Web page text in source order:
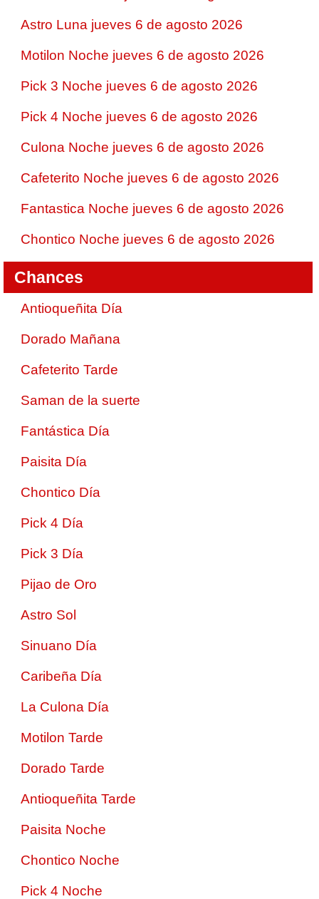
Astro Luna jueves 6 de agosto 2026
Motilon Noche jueves 6 de agosto 2026
Pick 3 Noche jueves 6 de agosto 2026
Pick 4 Noche jueves 6 de agosto 2026
Culona Noche jueves 6 de agosto 2026
Cafeterito Noche jueves 6 de agosto 2026
Fantastica Noche jueves 6 de agosto 2026
Chontico Noche jueves 6 de agosto 2026
Chances
Antioqueñita Día
Dorado Mañana
Cafeterito Tarde
Saman de la suerte
Fantástica Día
Paisita Día
Chontico Día
Pick 4 Día
Pick 3 Día
Pijao de Oro
Astro Sol
Sinuano Día
Caribeña Día
La Culona Día
Motilon Tarde
Dorado Tarde
Antioqueñita Tarde
Paisita Noche
Chontico Noche
Pick 4 Noche